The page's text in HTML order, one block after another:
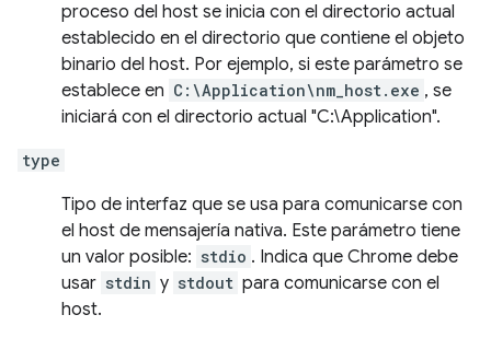
proceso del host se inicia con el directorio actual
establecido en el directorio que contiene el objeto
binario del host. Por ejemplo, si este parámetro se
establece en C:\Application\nm_host.exe , se
iniciará con el directorio actual "C:\Application".
type
Tipo de interfaz que se usa para comunicarse con
el host de mensajería nativa. Este parámetro tiene
un valor posible: stdio . Indica que Chrome debe
usar stdin y stdout para comunicarse con el
host.